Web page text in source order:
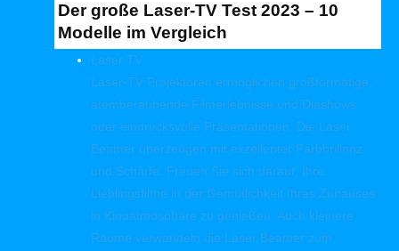
Der große Laser-TV Test 2023 – 10
Modelle im Vergleich
Laser TV
Laser-TV Projektoren ermöglichen großformatige,
atemberaubende Filmerlebnisse und Diashows
oder eindrucksvolle Präsentationen. Die Laser
Beamer überzeugen mit exzellenter Farbbrillanz
und Schärfe. Freuen Sie sich darauf, Ihre
Lieblingsfilme in der Gemütlichkeit Ihres Zuhauses
in Kinoatmosphäre zu genießen. Auch kleinere
Räume verwandeln die Laser Beamer zum